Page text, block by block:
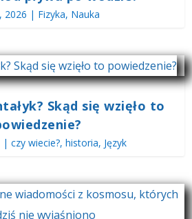
2026 | Fizyka, Nauka
Skąd się wzięło to
| czy wiecie?, historia, Język